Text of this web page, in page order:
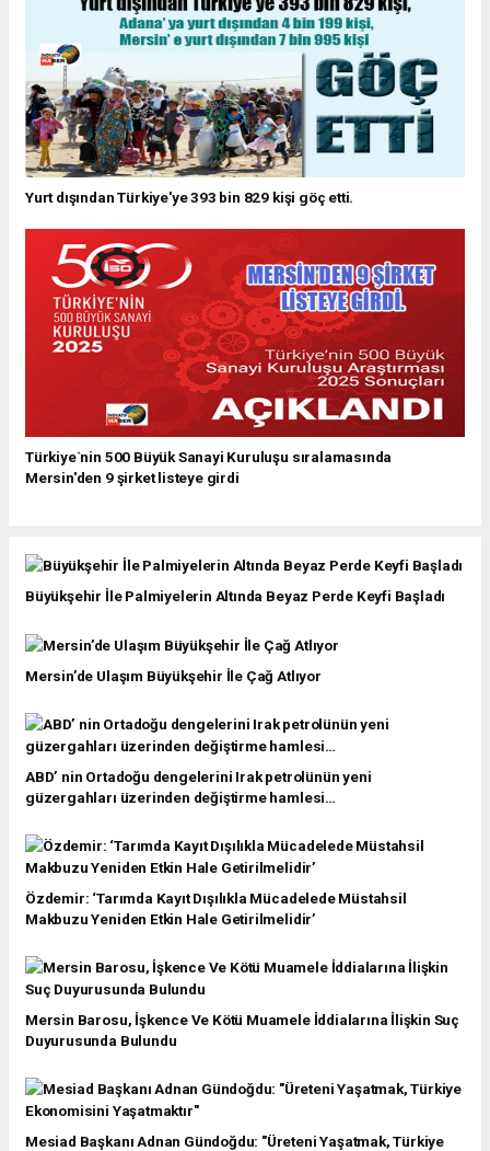
Yurt dışından Türkiye'ye 393 bin 829 kişi göç etti.
Türkiye`nin 500 Büyük Sanayi Kuruluşu sıralamasında
Mersin'den 9 şirket listeye girdi
Büyükşehir İle Palmiyelerin Altında Beyaz Perde Keyfi Başladı
Mersin’de Ulaşım Büyükşehir İle Çağ Atlıyor
ABD’ nin Ortadoğu dengelerini Irak petrolünün yeni
güzergahları üzerinden değiştirme hamlesi…
Özdemir: ‘Tarımda Kayıt Dışılıkla Mücadelede Müstahsil
Makbuzu Yeniden Etkin Hale Getirilmelidir’
Mersin Barosu, İşkence Ve Kötü Muamele İddialarına İlişkin Suç
Duyurusunda Bulundu
Mesiad Başkanı Adnan Gündoğdu: "Üreteni Yaşatmak, Türkiye